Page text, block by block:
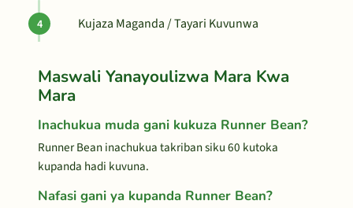
Kujaza Maganda / Tayari Kuvunwa
Maswali Yanayoulizwa Mara Kwa
Mara
Inachukua muda gani kukuza Runner Bean?
Runner Bean inachukua takriban siku 60 kutoka
kupanda hadi kuvuna.
Nafasi gani ya kupanda Runner Bean?